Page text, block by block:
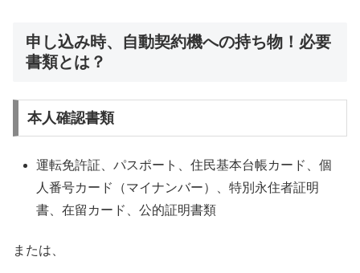
申し込み時、自動契約機への持ち物！必要
書類とは？
本人確認書類
運転免許証、パスポート、住民基本台帳カード、個
人番号カード（マイナンバー）、特別永住者証明
書、在留カード、公的証明書類
または、